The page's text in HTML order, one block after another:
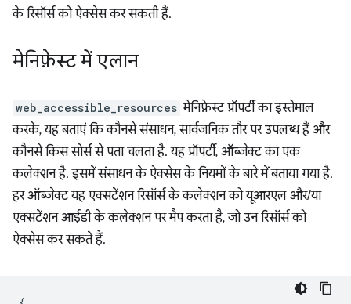
के रिसॉर्स को ऐक्सेस कर सकती हैं.
मेनिफ़ेस्ट में एलान
web_accessible_resources मेनिफ़ेस्ट प्रॉपर्टी का इस्तेमाल
करके, यह बताएं कि कौनसे संसाधन, सार्वजनिक तौर पर उपलब्ध हैं और
कौनसे किस सोर्स से पता चलता है. यह प्रॉपर्टी, ऑब्जेक्ट का एक
कलेक्शन है. इसमें संसाधन के ऐक्सेस के नियमों के बारे में बताया गया है.
हर ऑब्जेक्ट यह एक्सटेंशन रिसॉर्स के कलेक्शन को यूआरएल और/या
एक्सटेंशन आईडी के कलेक्शन पर मैप करता है, जो उन रिसॉर्स को
ऐक्सेस कर सकते हैं.